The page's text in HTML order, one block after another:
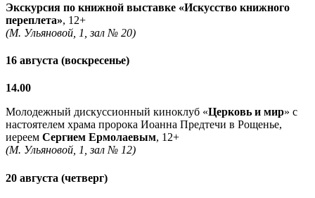
Экскурсия по книжной выставке «Искусство книжного
переплета», 12+
(М. Ульяновой, 1, зал № 20)
16 августа (воскресенье)
14.00
Молодежный дискуссионный киноклуб «Церковь и мир» с
настоятелем храма пророка Иоанна Предтечи в Рощенье,
иереем Сергием Ермолаевым, 12+
(М. Ульяновой, 1, зал № 12)
20 августа (четверг)